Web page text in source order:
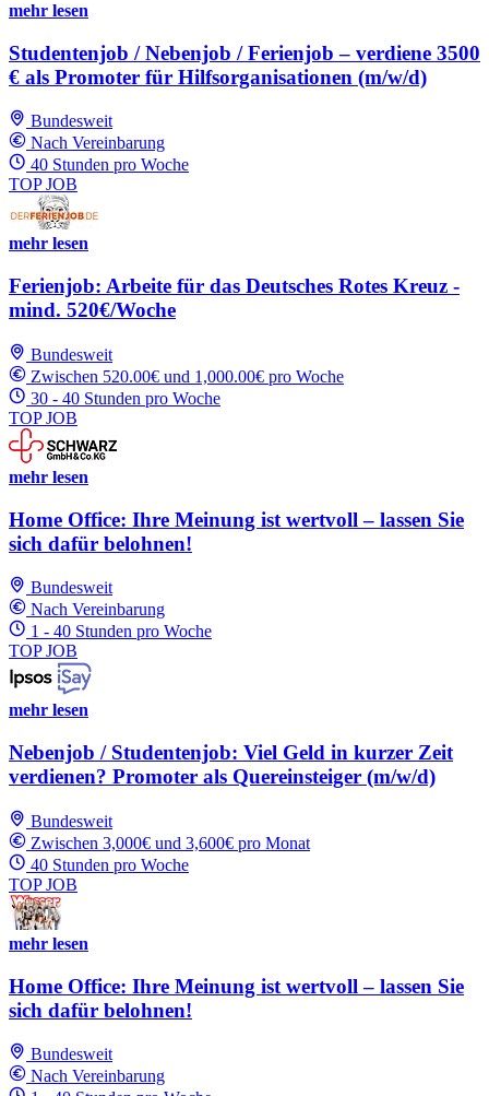
mehr lesen
Studentenjob / Nebenjob / Ferienjob – verdiene 3500
€ als Promoter für Hilfsorganisationen (m/w/d)
Bundesweit
Nach Vereinbarung
40 Stunden pro Woche
TOP JOB
mehr lesen
Ferienjob: Arbeite für das Deutsches Rotes Kreuz -
mind. 520€/Woche
Bundesweit
Zwischen 520.00€ und 1,000.00€ pro Woche
30 - 40 Stunden pro Woche
TOP JOB
mehr lesen
Home Office: Ihre Meinung ist wertvoll – lassen Sie
sich dafür belohnen!
Bundesweit
Nach Vereinbarung
1 - 40 Stunden pro Woche
TOP JOB
mehr lesen
Nebenjob / Studentenjob: Viel Geld in kurzer Zeit
verdienen? Promoter als Quereinsteiger (m/w/d)
Bundesweit
Zwischen 3,000€ und 3,600€ pro Monat
40 Stunden pro Woche
TOP JOB
mehr lesen
Home Office: Ihre Meinung ist wertvoll – lassen Sie
sich dafür belohnen!
Bundesweit
Nach Vereinbarung